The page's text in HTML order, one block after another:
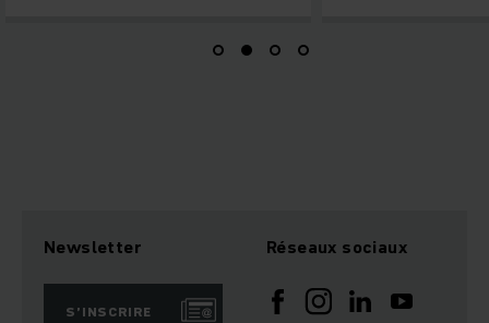
Newsletter
S’INSCRIRE
Réseaux sociaux